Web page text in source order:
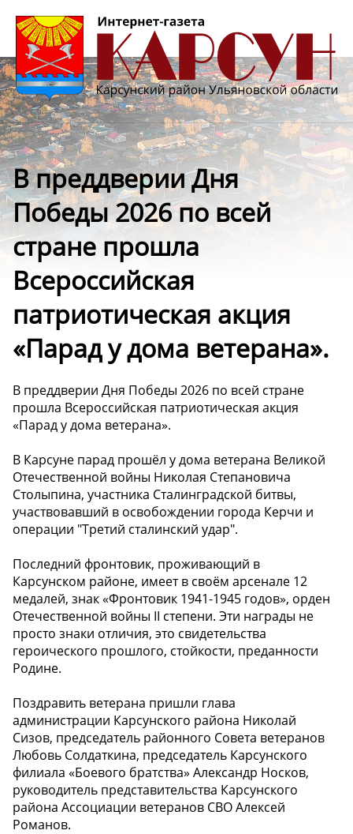
В преддверии Дня
Победы 2026 по всей
стране прошла
Всероссийская
патриотическая акция
«Парад у дома ветерана».
В преддверии Дня Победы 2026 по всей стране
прошла Всероссийская патриотическая акция
«Парад у дома ветерана».
В Карсуне парад прошёл у дома ветерана Великой
Отечественной войны Николая Степановича
Столыпина, участника Сталинградской битвы,
участвовавший в освобождении города Керчи и
операции "Третий сталинский удар".
Последний фронтовик, проживающий в
Карсунском районе, имеет в своём арсенале 12
медалей, знак «Фронтовик 1941-1945 годов», орден
Отечественной войны II степени. Эти награды не
просто знаки отличия, это свидетельства
героического прошлого, стойкости, преданности
Родине.
Поздравить ветерана пришли глава
администрации Карсунского района Николай
Сизов, председатель районного Совета ветеранов
Любовь Солдаткина, председатель Карсунского
филиала «Боевого братства» Александр Носков,
руководитель представительства Карсунского
района Ассоциации ветеранов СВО Алексей
Романов.